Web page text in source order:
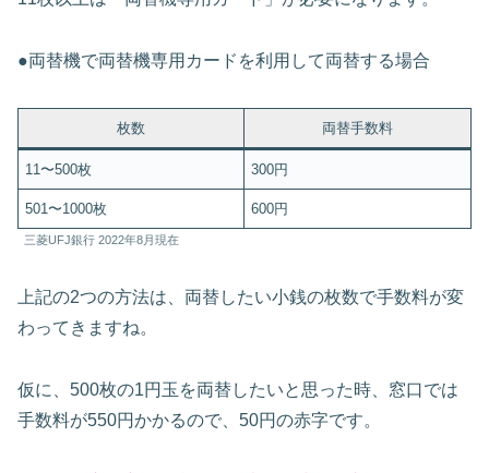
●両替機で両替機専用カードを利用して両替する場合
枚数 両替手数料
11〜500枚 300円
501〜1000枚 600円
三菱UFJ銀行 2022年8月現在
上記の2つの方法は、両替したい小銭の枚数で手数料が変
わってきますね。
仮に、500枚の1円玉を両替したいと思った時、窓口では
手数料が550円かかるので、50円の赤字です。